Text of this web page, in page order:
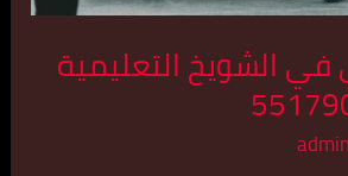
الشويخ التعليمية
admin